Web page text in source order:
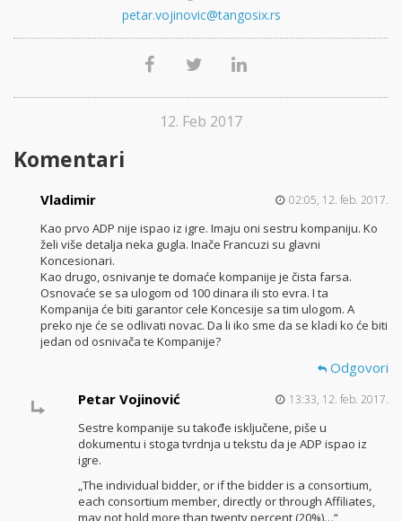
petar.vojinovic@tangosix.rs
12. Feb 2017
Komentari
Vladimir 02:05, 12. feb. 2017.
Kao prvo ADP nije ispao iz igre. Imaju oni sestru kompaniju. Ko
želi više detalja neka gugla. Inače Francuzi su glavni
Koncesionari.
Kao drugo, osnivanje te domaće kompanije je čista farsa.
Osnovaće se sa ulogom od 100 dinara ili sto evra. I ta
Kompanija će biti garantor cele Koncesije sa tim ulogom. A
preko nje će se odlivati novac. Da li iko sme da se kladi ko će biti
jedan od osnivača te Kompanije?
Odgovori
Petar Vojinović
13:33, 12. feb. 2017.
Sestre kompanije su takođe isključene, piše u
dokumentu i stoga tvrdnja u tekstu da je ADP ispao iz
igre.
„The individual bidder, or if the bidder is a consortium,
each consortium member, directly or through Affiliates,
may not hold more than twenty percent (20%)…“